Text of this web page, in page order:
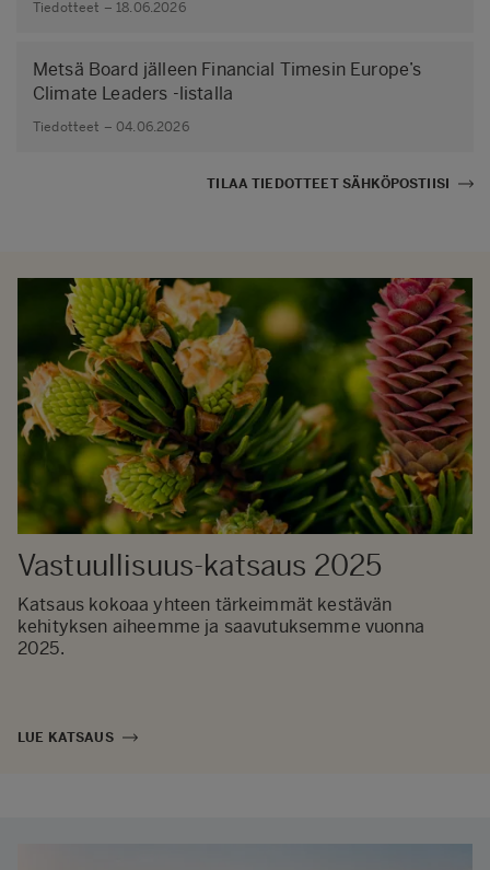
Tiedotteet – 18.06.2026
Metsä Board jälleen Financial Timesin Europe’s
Climate Leaders -listalla
Tiedotteet – 04.06.2026
TILAA TIEDOTTEET SÄHKÖPOSTIISI
Vastuullisuus-katsaus 2025
Katsaus kokoaa yhteen tärkeimmät kestävän
kehityksen aiheemme ja saavutuksemme vuonna
2025.
LUE KATSAUS